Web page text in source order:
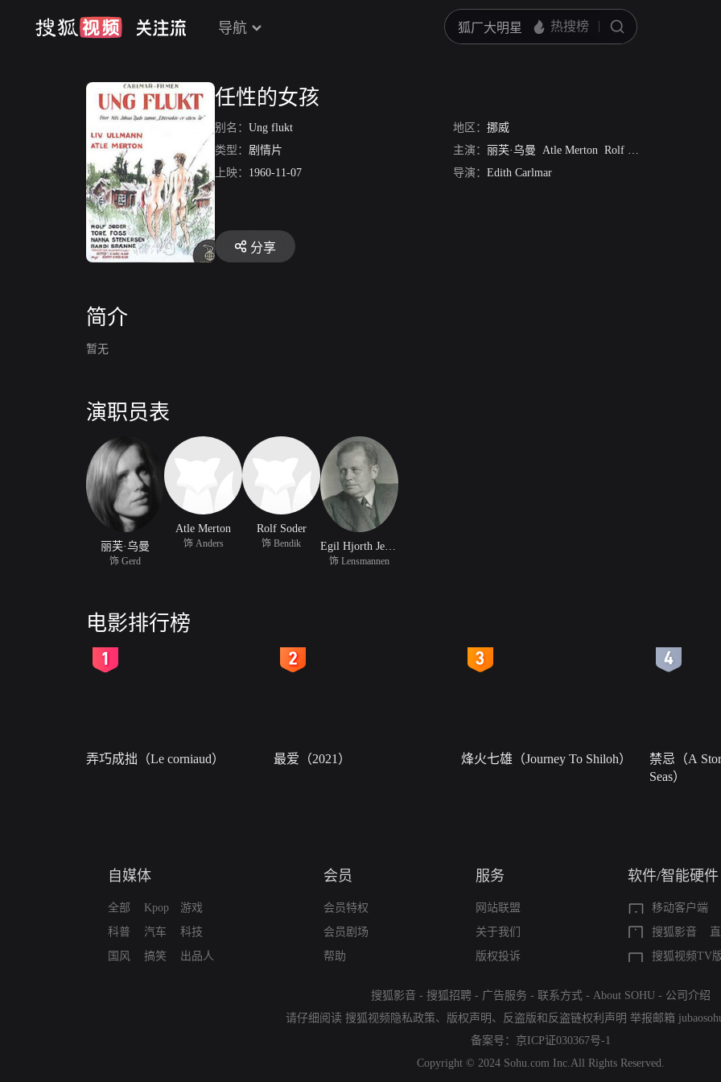
导航
任性的女孩
别名： Ung flukt 地区： 挪威
类型： 剧情片 主演： 丽芙·乌曼 Atle Merton Rolf Soder
上映： 1960-11-07 导演： Edith Carlmar
分享
简介
暂无
演职员表
丽芙·乌曼
饰 Gerd
Atle Merton
饰 Anders
Rolf Soder
饰 Bendik
饰 Lensmannen
电影排行榜
弄巧成拙（Le corniaud） 最爱（2021） 烽火七雄（Journey To Shiloh）
禁忌（A
Seas）
自媒体
全部
科普
国风
Kpop
汽车
搞笑
游戏
科技
出品人
会员
会员特权
会员剧场
帮助
服务
网站联盟
关于我们
版权投诉
软件/智能硬件
移动客户端
搜狐影音
搜狐视频TV
搜狐影音 - 搜狐招聘 - 广告服务 - 联系方式 - About SOHU - 公司介绍
请仔细阅读 搜狐视频隐私政策、 版权声明 、 反盗版和反盗链权利声明 举报邮箱
备案号： 京ICP证030367号-1
Copyright © 2024 Sohu.com Inc.All Rights Reserved.